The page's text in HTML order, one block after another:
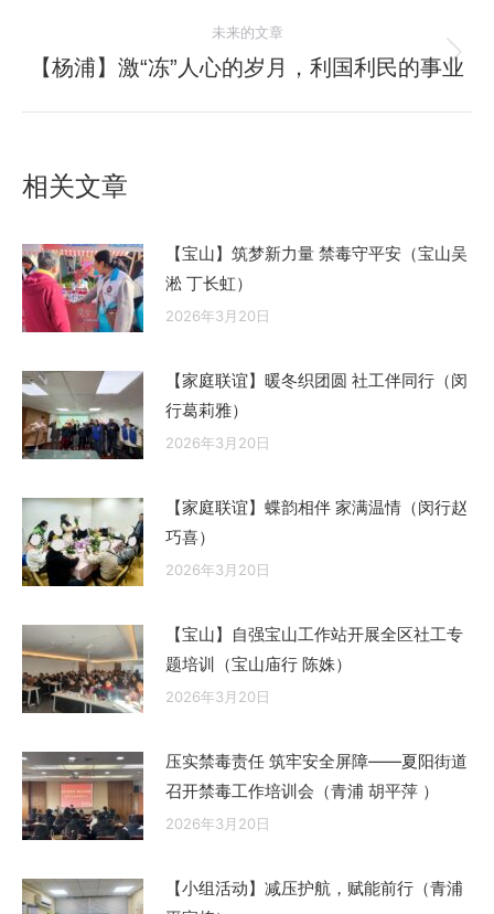
章：
未来的文章
未
【杨浦】激“冻”人心的岁月，利国利民的事业
相关文章
【宝山】筑梦新力量 禁毒守平安（宝山吴
淞 丁长虹）
2026年3月20日
【家庭联谊】暖冬织团圆 社工伴同行（闵
行葛莉雅）
2026年3月20日
【家庭联谊】蝶韵相伴 家满温情（闵行赵
巧喜）
2026年3月20日
【宝山】自强宝山工作站开展全区社工专
题培训（宝山庙行 陈姝）
2026年3月20日
压实禁毒责任 筑牢安全屏障——夏阳街道
召开禁毒工作培训会（青浦 胡平萍 ）
2026年3月20日
【小组活动】减压护航，赋能前行（青浦